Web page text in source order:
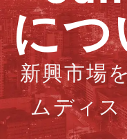
に
新興市場
ムディ